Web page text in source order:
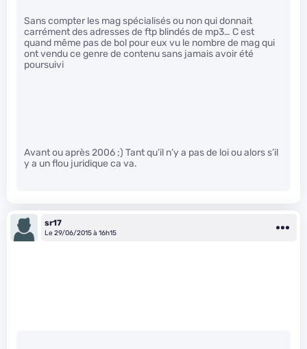
Sans compter les mag spécialisés ou non qui donnait
carrément des adresses de ftp blindés de mp3… C est
quand même pas de bol pour eux vu le nombre de mag qui
ont vendu ce genre de contenu sans jamais avoir été
poursuivi
Avant ou après 2006 ;) Tant qu’il n’y a pas de loi ou alors s’il
y a un flou juridique ca va.
sr17
Le 29/06/2015 à 16h15